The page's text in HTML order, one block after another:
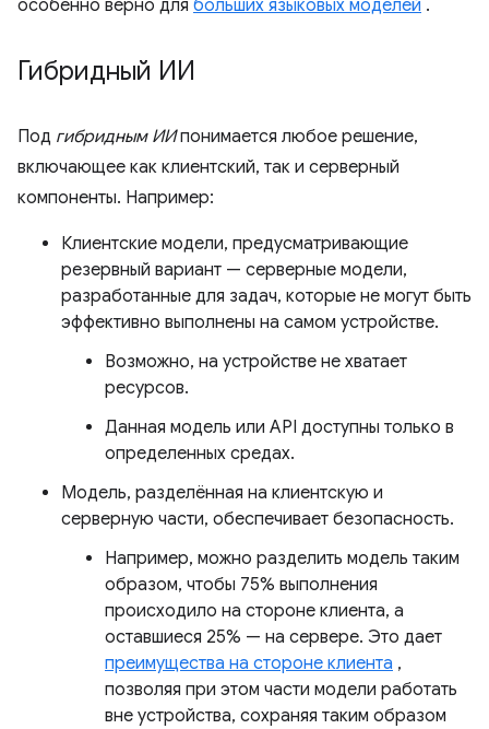
особенно верно для больших языковых моделей .
Гибридный ИИ
Под гибридным ИИпонимается любое решение,
включающее как клиентский, так и серверный
компоненты. Например:
Клиентские модели, предусматривающие
резервный вариант — серверные модели,
разработанные для задач, которые не могут быть
эффективно выполнены на самом устройстве.
Возможно, на устройстве не хватает
ресурсов.
Данная модель или API доступны только в
определенных средах.
Модель, разделённая на клиентскую и
серверную части, обеспечивает безопасность.
Например, можно разделить модель таким
образом, чтобы 75% выполнения
происходило на стороне клиента, а
оставшиеся 25% — на сервере. Это дает
преимущества на стороне клиента ,
позволяя при этом части модели работать
вне устройства, сохраняя таким образом